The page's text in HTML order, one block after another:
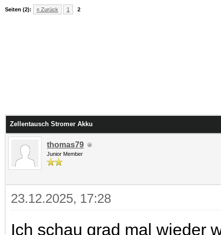
Seiten (2): « Zurück 1 2
Zellentausch Stromer Akku
thomas79
Junior Member
23.12.2025, 17:28
Ich schau grad mal wieder